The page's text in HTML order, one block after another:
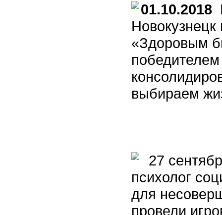
01.10.2018
«Здоровым
победителем
выбираем
27
психолог
для
провели